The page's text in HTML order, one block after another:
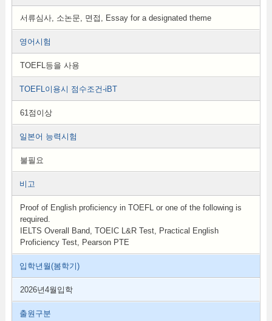
서류심사, 소논문, 면접, Essay for a designated theme
영어시험
TOEFL등을 사용
TOEFL이용시 점수조건-iBT
61점이상
일본어 능력시험
불필요
비고
Proof of English proficiency in TOEFL or one of the following is
required.
IELTS Overall Band, TOEIC L&R Test, Practical English
Proficiency Test, Pearson PTE
입학년월(봄학기)
2026년4월입학
출원구분